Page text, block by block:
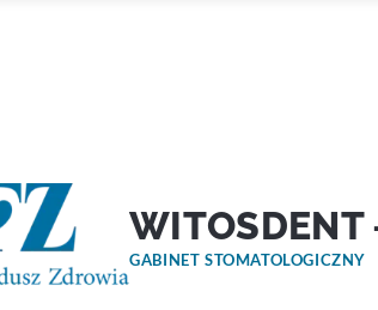
WITOSDENT
GABINET STOMATOLOGICZNY